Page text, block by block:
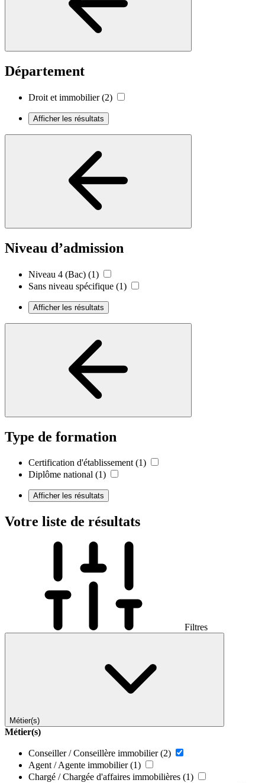
Département
Droit et immobilier (2)
Afficher les résultats
Niveau d’admission
Niveau 4 (Bac) (1)
Sans niveau spécifique (1)
Afficher les résultats
Type de formation
Certification d'établissement (1)
Diplôme national (1)
Afficher les résultats
Votre liste de résultats
Filtres
Métier(s)
Métier(s)
Conseiller / Conseillère immobilier (2)
Agent / Agente immobilier (1)
Chargé / Chargée d'affaires immobilières (1)